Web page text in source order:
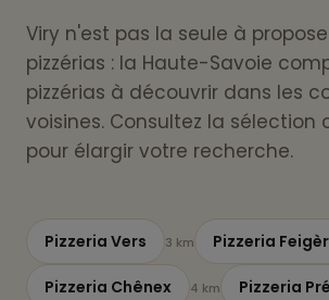
Viry n'est pas la seule à
pizzérias : la Haute-Savoie
pizzérias à découvrir dans les
voisines. Consultez la sélection
pour élargir votre recherche.
Pizzeria Vers 3 km Pizzeria
Pizzeria Chênex 4 km Pizzeria